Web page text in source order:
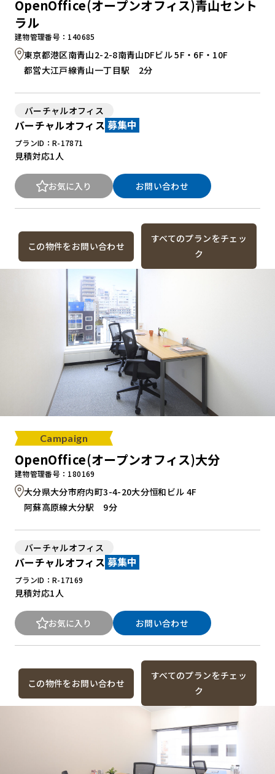
OpenOffice(オープンオフィス)青山セント
ラル
建物管理番号：140685
東京都港区南青山2-2-8南青山DFビル 5F・6F・10F
都営大江戸線青山一丁目駅 2分
バーチャルオフィス
バーチャルオフィス 募集中
プランID：R-17871
見積対応1人
お気に入り お問い合わせ
この物件をお問い合わせ
すべてのプランをチェッ
ク
Campaign
OpenOffice(オープンオフィス)大分
建物管理番号：180169
大分県大分市府内町3-4-20大分恒和ビル 4F
阿蘇高原線大分駅 9分
バーチャルオフィス
バーチャルオフィス 募集中
プランID：R-17169
見積対応1人
お気に入り お問い合わせ
この物件をお問い合わせ
すべてのプランをチェッ
ク